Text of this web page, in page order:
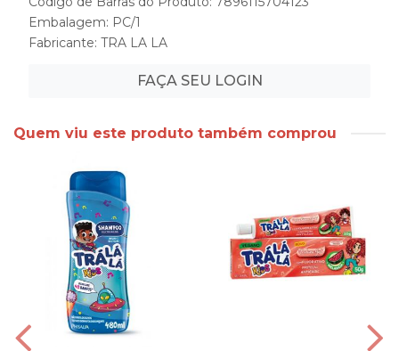
Embalagem: PC/1
Fabricante: TRA LA LA
FAÇA SEU LOGIN
Quem viu este produto também comprou